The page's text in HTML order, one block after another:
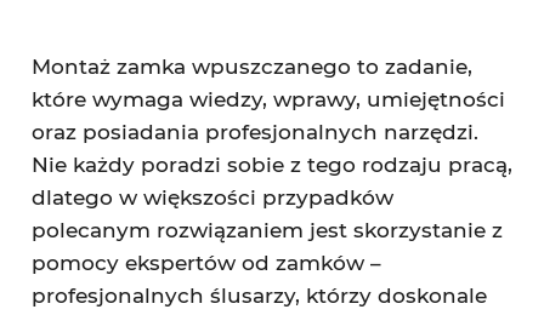
Montaż zamka wpuszczanego to zadanie,
które wymaga wiedzy, wprawy, umiejętności
oraz posiadania profesjonalnych narzędzi.
Nie każdy poradzi sobie z tego rodzaju pracą,
dlatego w większości przypadków
polecanym rozwiązaniem jest skorzystanie z
pomocy ekspertów od zamków –
profesjonalnych ślusarzy, którzy doskonale